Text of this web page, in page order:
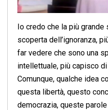
Io credo che la più grande
scoperta dell’ignoranza,
far vedere che sono una
intellettuale, più capisco
Comunque, qualche idea
questa libertà, questo
democrazia, queste